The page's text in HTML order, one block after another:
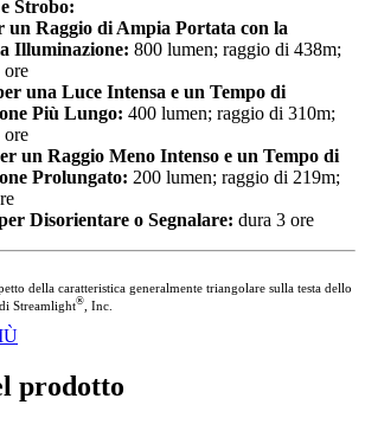
Strobo:
un Raggio di Ampia Portata con la
Illuminazione: 800 lumen; raggio di 438m;
ore
una Luce Intensa e un Tempo di
Più Lungo: 400 lumen; raggio di 310m;
ore
un Raggio Meno Intenso e un Tempo di
Prolungato: 200 lumen; raggio di 219m;
Disorientare o Segnalare: dura 3 ore
della caratteristica generalmente triangolare sulla testa dello
Streamlight® , Inc.
prodotto